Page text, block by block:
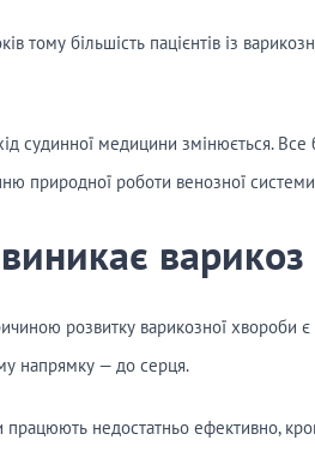
тому більшість пацієнтів із
судинної медицини змінюється.
природної роботи венозної
варикоз
розвитку варикозної хвороби
напрямку — до серця.
недостатньо ефективно,